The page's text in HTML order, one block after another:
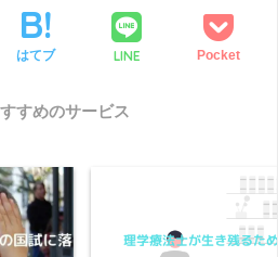
はてブ LINE Pocket
すめのサービス